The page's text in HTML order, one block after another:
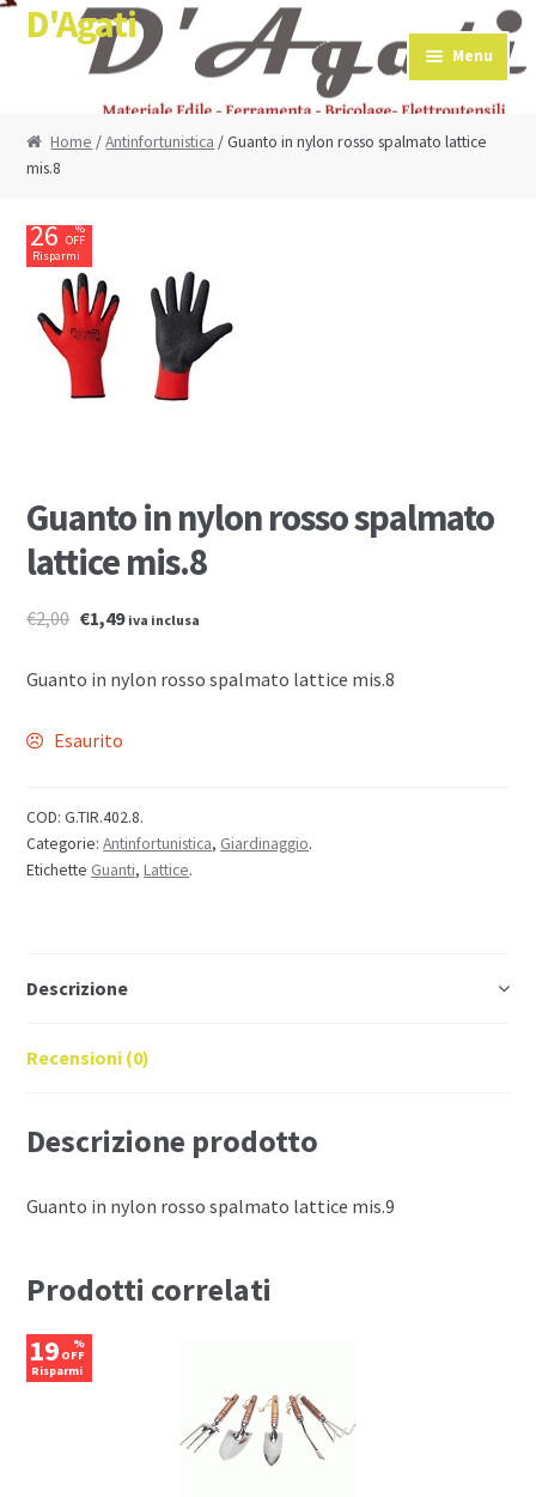
Skip to navigation
Skip to content
D'Agati
Menu
Home /Antinfortunistica / Guanto in nylon rosso spalmato lattice
mis.8
26 %
OFF
Risparmi
€0,51
Guanto in nylon rosso spalmato
lattice mis.8
€2,00 €1,49 iva inclusa
Guanto in nylon rosso spalmato lattice mis.8
Esaurito
COD:G.TIR.402.8.
Categorie:Antinfortunistica, Giardinaggio.
Etichette Guanti,Lattice.
Descrizione
Recensioni (0)
Descrizione prodotto
Guanto in nylon rosso spalmato lattice mis.9
Prodotti correlati
19 %
OFF
Risparmi
€1,60